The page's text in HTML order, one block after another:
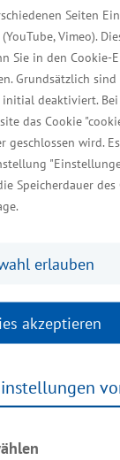
Seiten
Vimeo).
Sie in den Cookie-
Grundsätzlich sind
deaktiviert.
das Cookie
geschlossen wird.
Speicherdauer des
erlauben
akzeptieren
Kurzarbeit.
Kurzarbeit
ist
spricht für eine
auf dem
Reinhard
in 3.198
Vorpommern
Vormonat
(-4,6